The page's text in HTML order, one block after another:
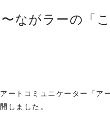
〜ながラーの「この舟のろう方式」から生まれた活動を公開中で
アートコミュニケーター「ア
開しました。